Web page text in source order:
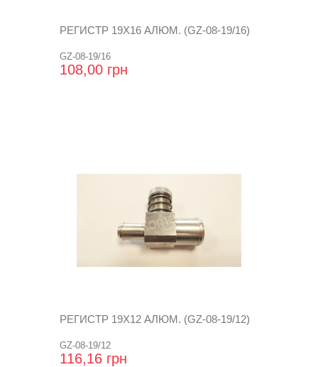
РЕГИСТР 19Х16 АЛЮМ. (GZ-08-19/16)
GZ-08-19/16
108,00 грн
РЕГИСТР 19Х12 АЛЮМ. (GZ-08-19/12)
GZ-08-19/12
116,16 грн